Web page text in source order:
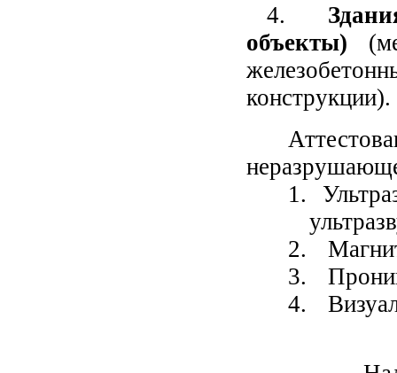
4.
объекты)
конструкции).
1.
2.
3.
4.